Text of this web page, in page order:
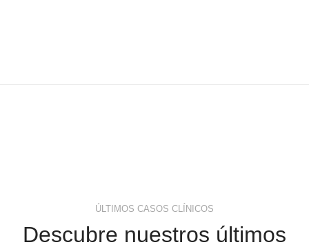
ÚLTIMOS CASOS CLÍNICOS
Descubre nuestros últimos